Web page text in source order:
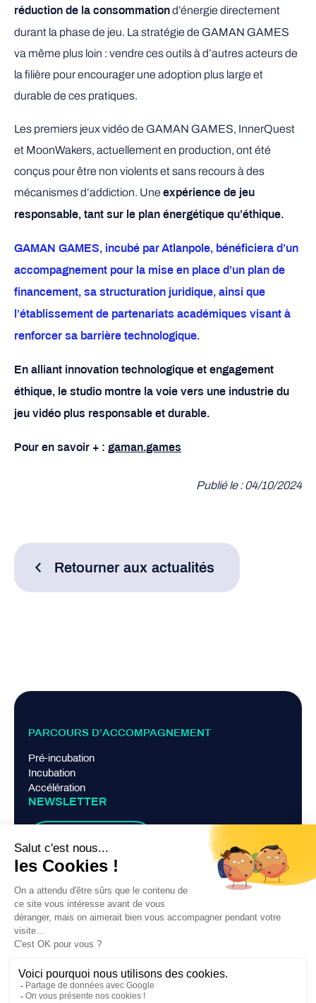
réduction de la consommation d’énergie directement
durant la phase de jeu. La stratégie de GAMAN GAMES
va même plus loin : vendre ces outils à d’autres acteurs de
la filière pour encourager une adoption plus large et
durable de ces pratiques.
Les premiers jeux vidéo de GAMAN GAMES, InnerQuest
et MoonWakers, actuellement en production, ont été
conçus pour être non violents et sans recours à des
mécanismes d’addiction. Une expérience de jeu
responsable, tant sur le plan énergétique qu’éthique.
GAMAN GAMES, incubé par Atlanpole, bénéficiera d’un
accompagnement pour la mise en place d’un plan de
financement, sa structuration juridique, ainsi que
l’établissement de partenariats académiques visant à
renforcer sa barrière technologique.
En alliant innovation technologique et engagement
éthique, le studio montre la voie vers une industrie du
jeu vidéo plus responsable et durable.
Pour en savoir + : gaman.games
Publié le : 04/10/2024
Retourner aux actualités
PARCOURS D’ACCOMPAGNEMENT
Pré-incubation
Incubation
Accélération
NEWSLETTER
LIENS PRATIQUES
Mentions légales
Politique de confidentialité
Contact